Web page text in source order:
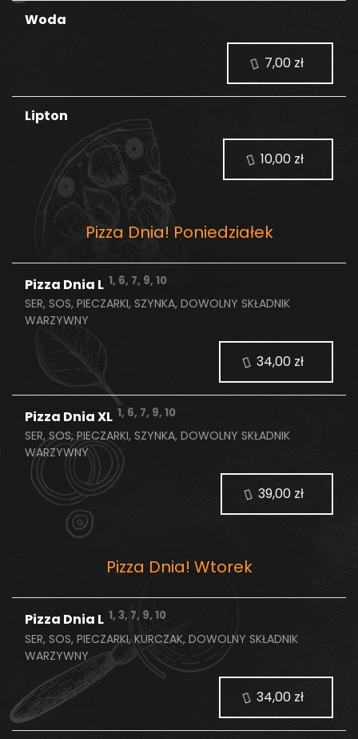
Woda
Lipton
Pizza Dnia! Poniedziałek
Pizza Dnia L 1, 6, 7, 9, 10
SER, SOS, PIECZARKI, SZYNKA, DOWOLNY SKŁADNIK
WARZYWNY
Pizza Dnia XL 1, 6, 7, 9, 10
SER, SOS, PIECZARKI, SZYNKA, DOWOLNY SKŁADNIK
WARZYWNY
Pizza Dnia! Wtorek
Pizza Dnia L 1, 3, 7, 9, 10
SER, SOS, PIECZARKI, KURCZAK, DOWOLNY SKŁADNIK
WARZYWNY